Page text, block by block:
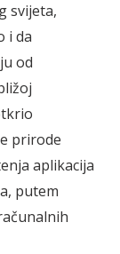
svijeta,
i da
od
prirode
aplikacija
putem